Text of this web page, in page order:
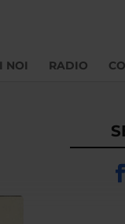
NOI RADIO